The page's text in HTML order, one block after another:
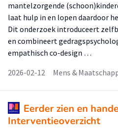
mantelzorgende
laat hulp in en lopen daardoor
Dit onderzoek introduceert
en combineert
empathisch co-design …
2026-02-12
Mens &
Eerder zien en
Interventieoverzicht